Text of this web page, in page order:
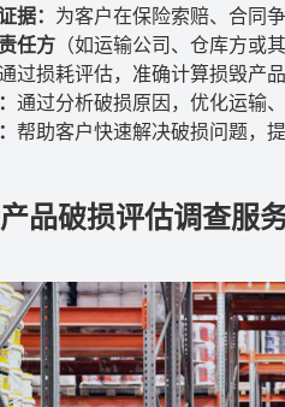
据： 为客户在保险索赔、合同
任方 （如运输公司、仓库方或
过损耗评估，准确计算损毁产
通过分析破损原因，优化运输
帮助客户快速解决破损问题，
品破损评估调查服